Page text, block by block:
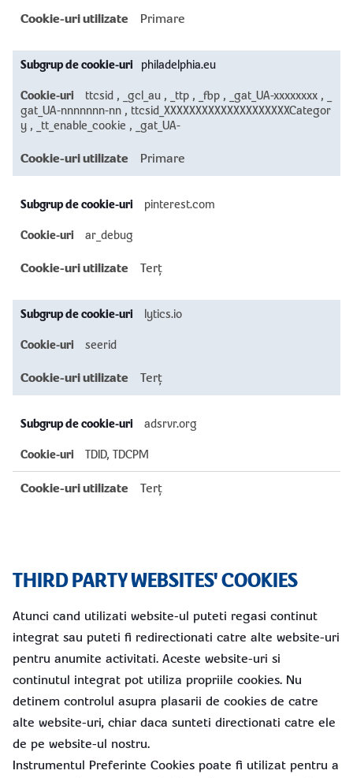
Primare
philadelphia.eu
ttcsid , _gcl_au , _ttp , _fbp , _gat_UA-xxxxxxxx ,
gat_UA-nnnnnnn-nn , ttcsid_XXXXXXXXXXXXXXXXXXXXCategor
y , _tt_enable_cookie , _gat_UA-
Primare
pinterest.com
ar_debug
Terț
lytics.io
seerid
Terț
adsrvr.org
TDID, TDCPM
Terț
THIRD PARTY WEBSITES' COOKIES
Atunci cand utilizati website-ul puteti regasi continut
integrat sau puteti fi redirectionati catre alte website-uri
pentru anumite activitati. Aceste website-uri si
continutul integrat pot utiliza propriile cookies. Nu
detinem controlul asupra plasarii de cookies de catre
alte website-uri, chiar daca sunteti directionati catre ele
de pe website-ul nostru.
Instrumentul Preferinte Cookies poate fi utilizat pentru a